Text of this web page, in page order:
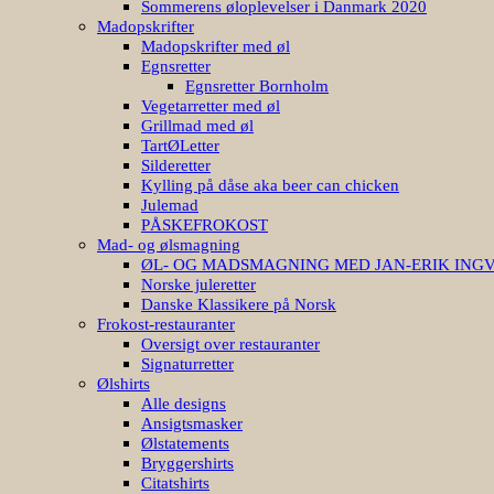
Sommerens øloplevelser i Danmark 2020
Madopskrifter
Madopskrifter med øl
Egnsretter
Egnsretter Bornholm
Vegetarretter med øl
Grillmad med øl
TartØLetter
Silderetter
Kylling på dåse aka beer can chicken
Julemad
PÅSKEFROKOST
Mad- og ølsmagning
ØL- OG MADSMAGNING MED JAN-ERIK
Norske juleretter
Danske Klassikere på Norsk
Frokost-restauranter
Oversigt over restauranter
Signaturretter
Ølshirts
Alle designs
Ansigtsmasker
Ølstatements
Bryggershirts
Citatshirts